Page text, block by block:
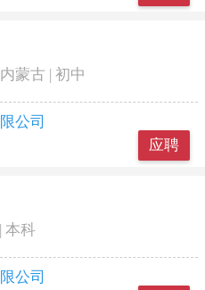
应聘
内蒙古 | 初中
公司
本科
公司